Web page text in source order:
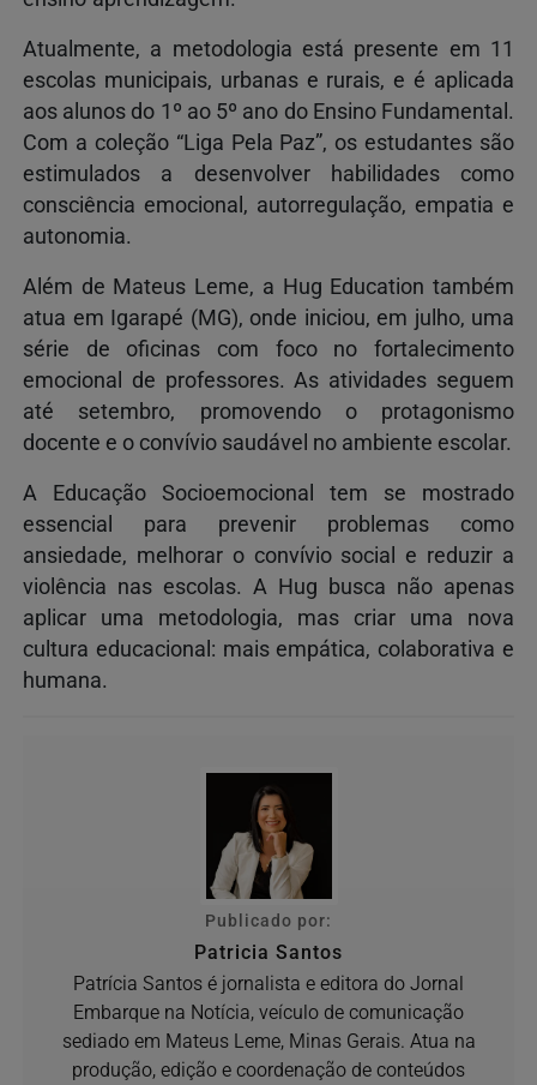
Atualmente, a metodologia está presente em 11
escolas municipais, urbanas e rurais, e é aplicada
aos alunos do 1º ao 5º ano do Ensino Fundamental.
Com a coleção “Liga Pela Paz”, os estudantes são
estimulados a desenvolver habilidades como
consciência emocional, autorregulação, empatia e
autonomia.
Além de Mateus Leme, a Hug Education também
atua em Igarapé (MG), onde iniciou, em julho, uma
série de oficinas com foco no fortalecimento
emocional de professores. As atividades seguem
até setembro, promovendo o protagonismo
docente e o convívio saudável no ambiente escolar.
A Educação Socioemocional tem se mostrado
essencial para prevenir problemas como
ansiedade, melhorar o convívio social e reduzir a
violência nas escolas. A Hug busca não apenas
aplicar uma metodologia, mas criar uma nova
cultura educacional: mais empática, colaborativa e
humana.
Publicado por:
Patricia Santos
Patrícia Santos é jornalista e editora do Jornal
Embarque na Notícia, veículo de comunicação
sediado em Mateus Leme, Minas Gerais. Atua na
produção, edição e coordenação de conteúdos